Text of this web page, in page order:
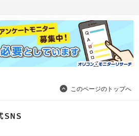
このページのトップへ